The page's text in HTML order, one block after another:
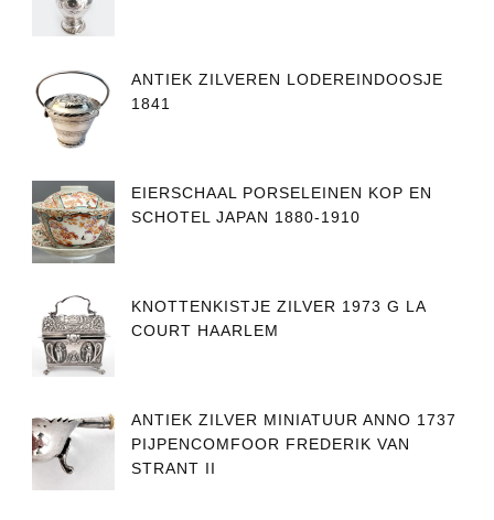
ANTIEK ZILVEREN LODEREINDOOSJE
1841
EIERSCHAAL PORSELEINEN KOP EN
SCHOTEL JAPAN 1880-1910
KNOTTENKISTJE ZILVER 1973 G LA
COURT HAARLEM
ANTIEK ZILVER MINIATUUR ANNO 1737
PIJPENCOMFOOR FREDERIK VAN
STRANT II